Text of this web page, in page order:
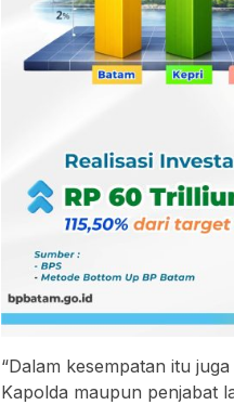
“Dalam kesempatan itu
Kapolda maupun penjabat